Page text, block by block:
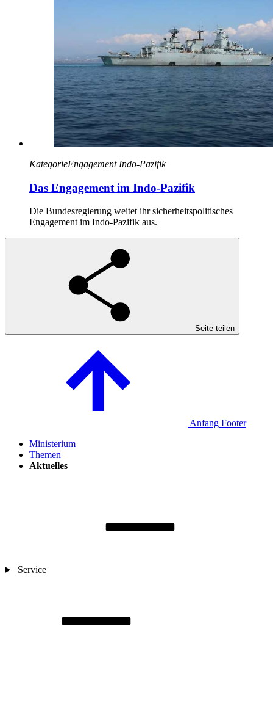
KategorieEngagement Indo-Pazifik
Das Engagement im Indo-Pazifik
Die Bundesregierung weitet ihr sicherheitspolitisches
Engagement im Indo-Pazifik aus.
Seite teilen
Anfang Footer
Ministerium
Themen
Aktuelles
Service